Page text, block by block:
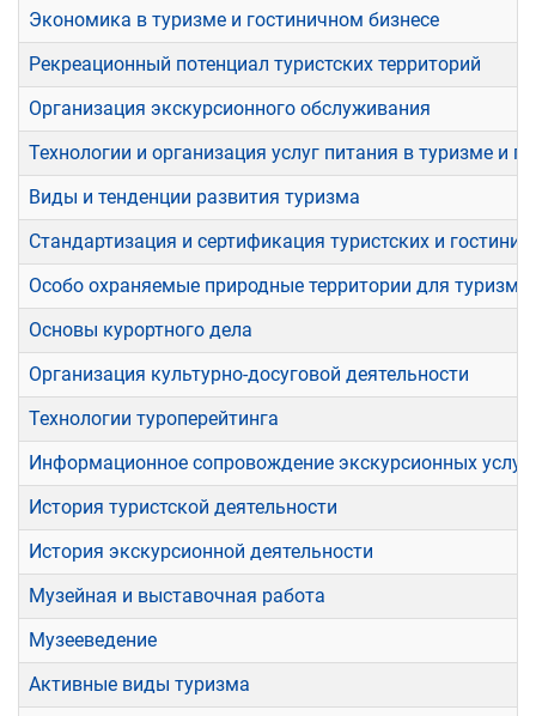
Экономика в туризме и гостиничном бизнесе
Рекреационный потенциал туристских территорий
Организация экскурсионного обслуживания
Технологии и организация услуг питания в туризме и
Виды и тенденции развития туризма
Стандартизация и сертификация туристских и
Особо охраняемые природные территории для туризма
Основы курортного дела
Организация культурно-досуговой деятельности
Технологии туроперейтинга
Информационное сопровождение экскурсионных услуг
История туристской деятельности
История экскурсионной деятельности
Музейная и выставочная работа
Музееведение
Активные виды туризма